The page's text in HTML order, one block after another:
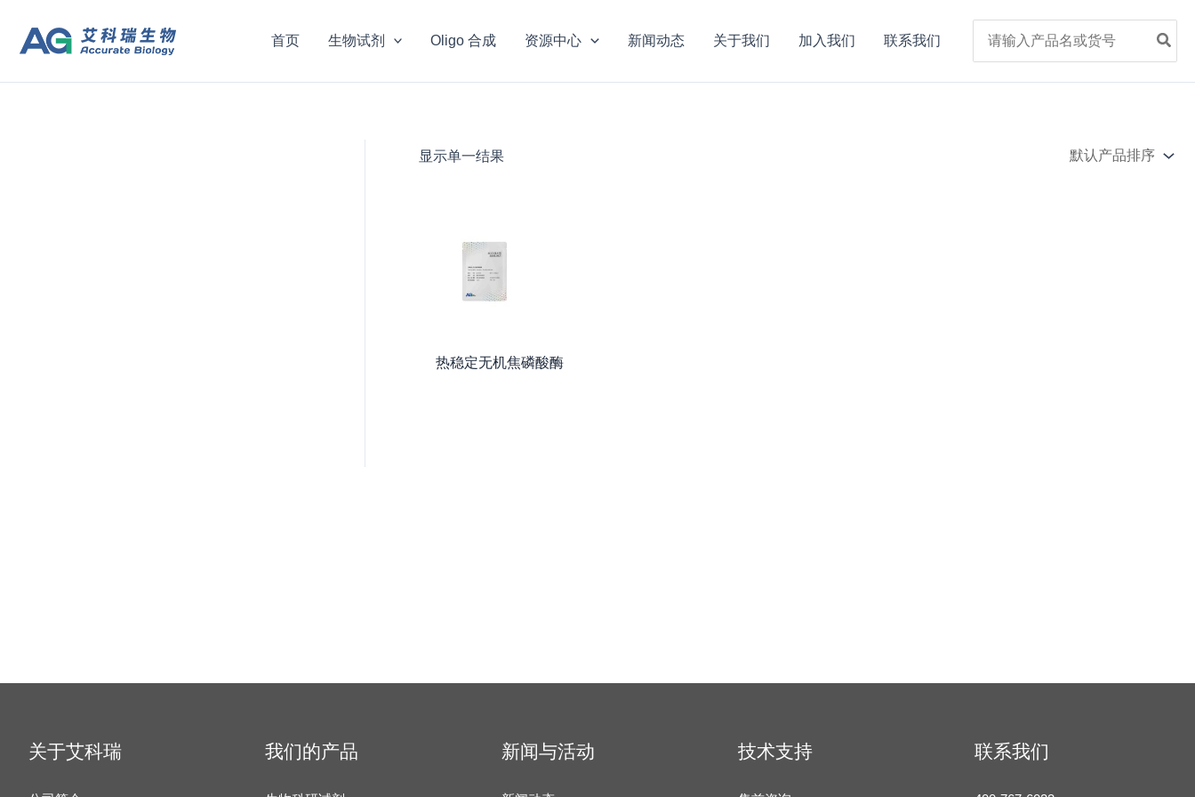
容
首页 生物试剂 Oligo 合成 资源中心 新闻动态 关于我们 加入我们 联系我们
for:
显示单一结果
热稳定无机焦磷酸酶
关于艾科瑞 我们的产品 新闻与活动 技术支持 联系我们